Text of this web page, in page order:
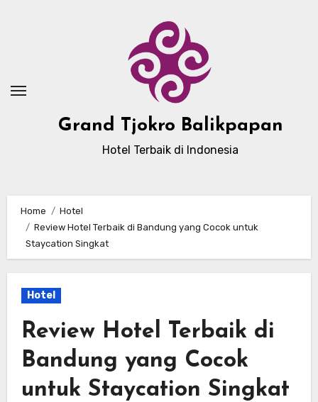
Grand Tjokro Balikpapan
Hotel Terbaik di Indonesia
Home
Hotel
Review Hotel Terbaik di Bandung yang Cocok untuk
Staycation Singkat
Hotel
Review Hotel Terbaik di
Bandung yang Cocok
untuk Staycation Singkat